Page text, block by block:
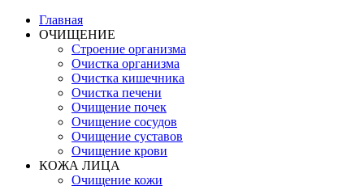
Главная
ОЧИЩЕНИЕ
Строение организма
Очистка организма
Очистка кишечника
Очистка печени
Очищение почек
Очищение сосудов
Очищение суставов
Очищение крови
КОЖА ЛИЦА
Очищение кожи